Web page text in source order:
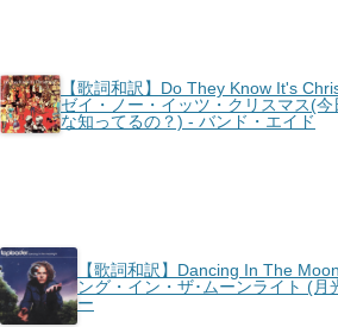
【歌詞和訳】Do They Know It's
ゼイ・ノー・イッツ・クリスマス(
な知ってるの？) - バンド・エイド
【歌詞和訳】Dancing In The
ング・イン・ザ･ムーンライト (
ー